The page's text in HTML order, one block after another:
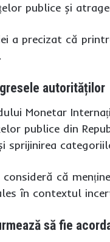
publice și
a precizat că
autorităților
Monetar
publice din
sprijinirea
că
în contextul
să fie